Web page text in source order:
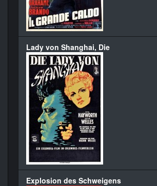
Lady von Shanghai, Die
Explosion des Schweigens